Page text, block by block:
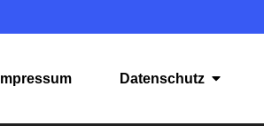
Impressum Datenschutz